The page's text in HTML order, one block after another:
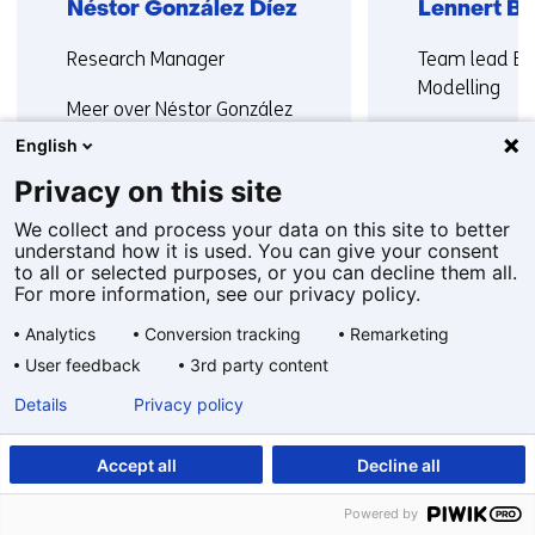
Néstor González Díez
Functie:
Research Manager
Meer over Néstor González
Lennert
Functie:
Team lead
Modelling
Meer over
Terug
naar
navigatie
(Neem
contact
op)
Laat je verder inspireren
Filter
resultaten,
English
Privacy on this site
We collect and process your data on this site to better
understand how it is used. You can give your consent
to all or selected purposes, or you can decline them all.
For more information, see our privacy policy.
Analytics Conversion tracking
Remarketing
User feedback
3rd party content
Accept all Decline all
Details Privacy policy
Powered by